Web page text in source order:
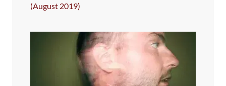
(August 2019)